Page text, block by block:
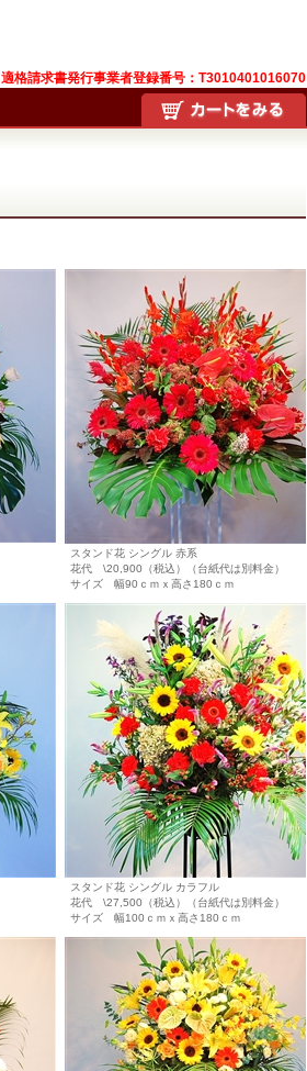
適格請求書発行事業者登録番号：T3010401016070
スタンド花 シングル 赤系
花代 \20,900（税込）（台紙代は別料金）
サイズ 幅90ｃｍｘ高さ180ｃｍ
スタンド花 シングル カラフル
花代 \27,500（税込）（台紙代は別料金）
サイズ 幅100ｃｍｘ高さ180ｃｍ